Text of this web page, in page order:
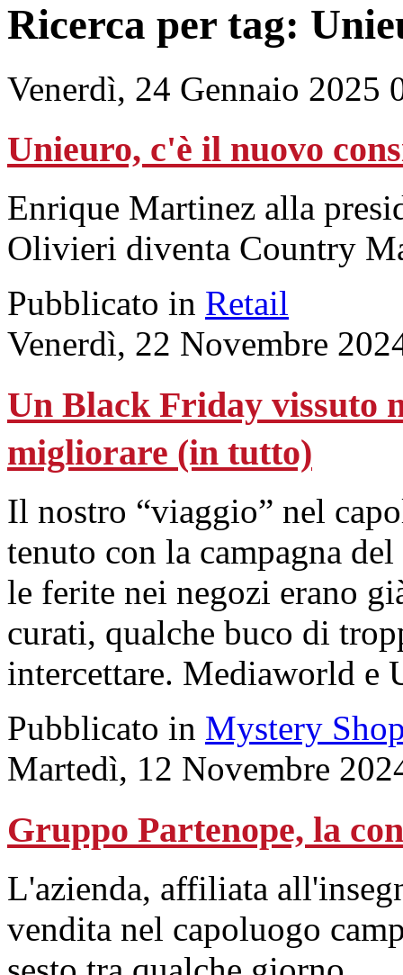
Ricerca per tag:
Venerdì, 24 Gennaio 2025
Unieuro, c'è il nuovo
Enrique Martinez alla
Olivieri diventa Country
Pubblicato in Retail
Venerdì, 22 Novembre
Un Black Friday vissuto
migliorare (in tutto)
Il nostro “viaggio” nel
tenuto con la campagna
le ferite nei negozi erano
curati, qualche buco di
intercettare. Mediaworld e
Pubblicato in Mystery
Martedì, 12 Novembre
Gruppo Partenope, la
L'azienda, affiliata
vendita nel capoluogo